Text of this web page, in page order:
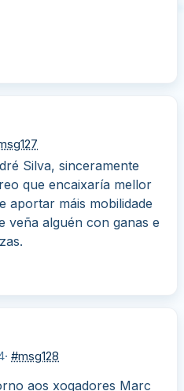
Silva, sinceramente
que encaixaría mellor
aportar máis mobilidade
veña alguén con ganas e
· #msg128
aos xogadores Marc